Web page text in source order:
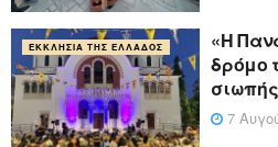
ΕΚΚΛΗΣΊΑ ΤΗΣ ΕΛΛΆΔΟΣ
«Η
δρόμο
7